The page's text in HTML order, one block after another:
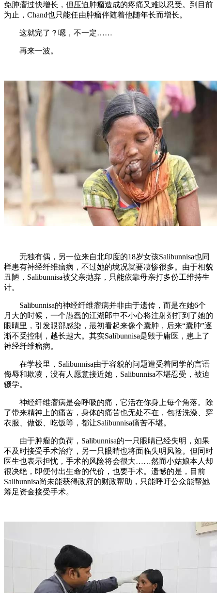
免肿瘤过快增长，但压迫肿瘤造成的疼痛又难以忍受。到目前
为止，Chand也只能任由肿瘤伴随着他随年长而增长。
这就完了？嗯，不一定……
再来一波。
无独有偶，另一位来自北印度的18岁女孩Salibunnisa也同
样患有神经纤维瘤病，不过她的境况就要凄惨很多。由于相貌
丑陋，Salibunnisa被父亲抛弃，只能依靠母亲打多份工维持生
计。
Salibunnisa的神经纤维瘤病并非由于遗传，而是在她6个
月大的时候，一个愚蠢的江湖郎中不小心将注射剂打到了她的
眼睛里，引发眼部感染，最初看起来像个囊肿，后来“囊肿”逐
渐不受控制，越长越大。其实Salibunnisa是毁于庸医，患上了
神经纤维瘤病。
在学校里，Salibunnisa由于容貌的问题遭受着同学的言语
侮辱和欺凌，没有人愿意接近她，Salibunnisa不堪忍受，被迫
辍学。
神经纤维瘤病是会呼吸的痛，它活在你身上每个角落。除
了带来精神上的痛苦，身体的痛苦也无处不在，包括洗澡、穿
衣服、做饭、吃饭等，都让Salibunnisa痛苦不堪。
由于肿瘤的负荷，Salibunnisa的一只眼睛已经失明，如果
不及时接受手术治疗，另一只眼睛也将面临失明风险。但同时
医生也表示担忧，手术的风险将会很大……然而小姑娘本人却
很决绝，即便付出生命的代价，也要手术。遗憾的是，目前
Salibunnisa尚未能获得政府的财政帮助，只能呼吁公众能帮她
筹足资金接受手术。